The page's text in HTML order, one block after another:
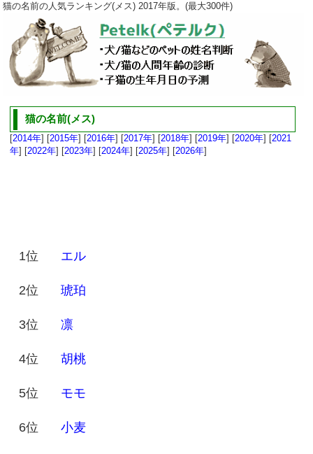
猫の名前の人気ランキング(メス) 2017年版。(最大300件)
猫の名前(メス)
[2014年] [2015年] [2016年] [2017年] [2018年] [2019年] [2020年] [2021
年] [2022年] [2023年] [2024年] [2025年] [2026年]
1位 エル
2位 琥珀
3位 凛
4位 胡桃
5位 モモ
6位 小麦